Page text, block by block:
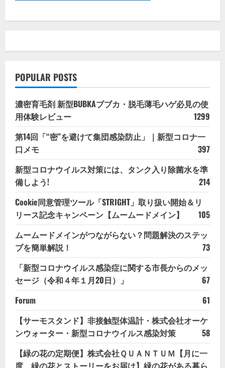
POPULAR POSTS
濃密育毛剤 新型BUBKAブブカ・脱毛薄毛ハゲ必見の使
用体験レビュー
1299
第14回「“密”を避けて集団感染防止」｜新型コロナ一
口メモ
397
新型コロナウイルス対策には、タンク入り除菌水を準
備しよう!
214
Cookie同意管理ツール「STRIGHT」取り扱い開始＆リ
リース記念キャンペーン【ムームードメイン】
105
ムームードメインがつながらない？問題解決のステッ
プを簡単解説！
73
「新型コロナウイルス感染症に関する市長からのメッ
セージ（令和４年１月20日）」
67
Forum
61
【サーモスタンド】非接触型体温計・株式会社オーケ
ンウォーター・新型コロナウイルス感染対策
58
【緑の花の定期便】株式会社ＱＵＡＮＴＵＭ【月に一
度、緑の花とストーリーをお届け】緑の花がある暮ら